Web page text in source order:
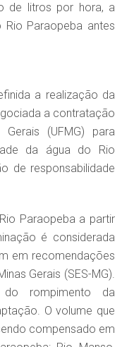
de litros por hora, a
Paraopeba antes
a realização da
a contratação
(UFMG) para
da água do Rio
de responsabilidade
Paraopeba a partir
é considerada
em recomendações
Gerais (SES-MG).
rompimento da
O volume que
compensado em